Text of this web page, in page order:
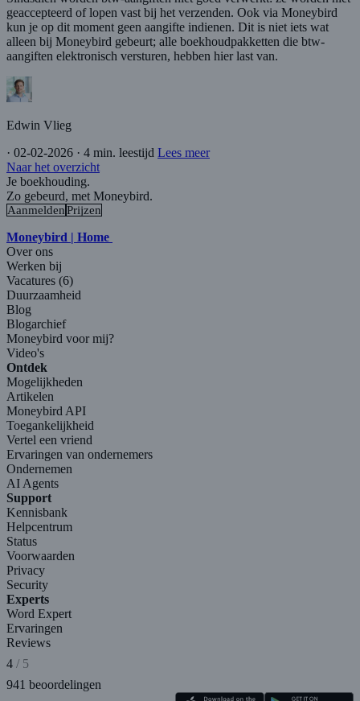
geaccepteerd of lopen vast bij het verzenden. Ook via Moneybird
kun je op dit moment geen aangifte indienen. Dit is niet iets wat
alleen bij Moneybird gebeurt; alle boekhoudpakketten die btw-
aangiften elektronisch versturen, hebben hier last van.
Edwin Vlieg
· 02-02-2026 · 4 min. leestijd Lees meer
Naar het overzicht